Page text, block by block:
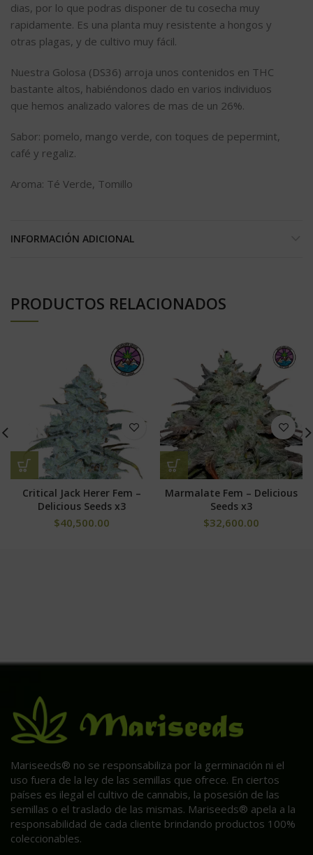
dias, por lo que podras disponer de tu cosecha muy
rapidamente. Es una planta muy resistente a hongos y
otras plagas, y de cultivo muy fácil.
Nuestra Golosa (DS36) arroja unos contenidos en THC
bastante altos, habiéndonos dado en varios individuos
que hemos analizado valores de mas de un 26%.
Sabor: pomelo, mango verde, con toques de pepermint,
café y regaliz.
Aroma: Té Verde, Tomillo
INFORMACIÓN ADICIONAL
PRODUCTOS RELACIONADOS
Critical Jack Herer Fem –
Delicious Seeds x3
$40,500.00
Marmalate Fem – Delicious
Seeds x3
$32,600.00
Mariseeds® no se responsabiliza por la germinación ni el
uso fuera de la ley de las semillas que ofrece. En ciertos
países es ilegal el cultivo de cannabis, la posesión de las
semillas o el traslado de las mismas. Mariseeds® apela a la
responsabilidad de cada cliente brindando productos 100%
coleccionables.